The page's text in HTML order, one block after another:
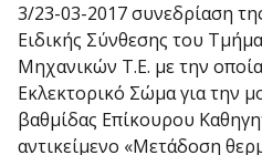
3/23-03-2017 συνεδρίαση
Ειδικής Σύνθεσης του
Μηχανικών Τ.Ε. με την
Εκλεκτορικό Σώμα για την
βαθμίδας Επίκουρου
αντικείμενο «Μετάδοση